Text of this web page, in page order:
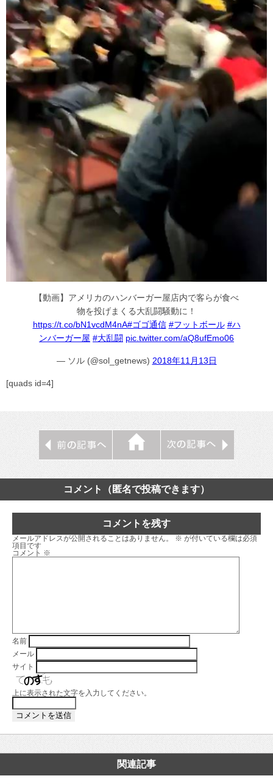
【動画】アメリカのハンバーガー屋店内で客らが食べ
物を投げまくる大乱闘騒動に！
https://t.co/bN1vcdM4nA#ゴゴ通信 #フットボール #ハ
ンバーガー屋 #大乱闘 pic.twitter.com/aQ8ufEmo06
— ソル (@sol_getnews) 2018年11月13日
[quads id=4]
コメント（匿名で投稿できます）
コメントを残す
メールアドレスが公開されることはありません。 ※ が付いている欄は必須
項目です
コメント ※
名前
メール
サイト
上に表示された文字を入力してください。
関連記事